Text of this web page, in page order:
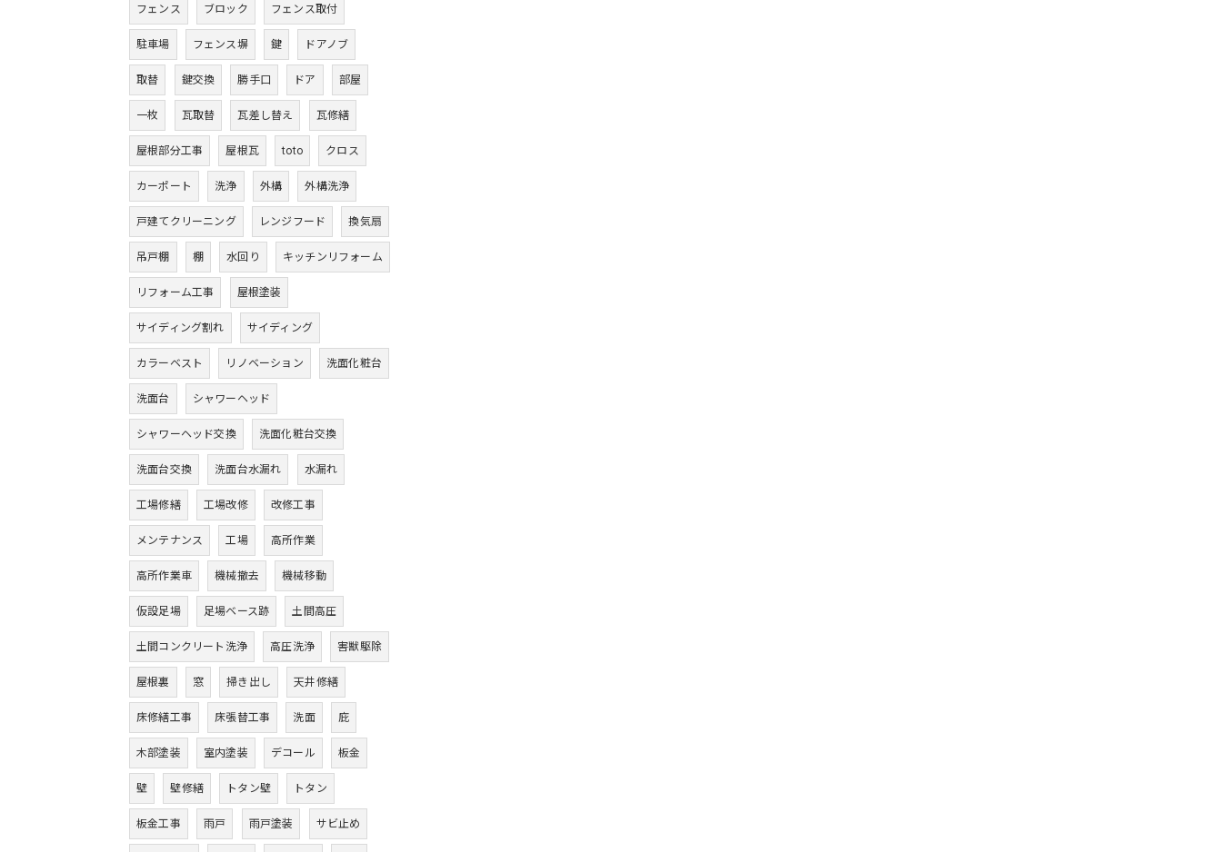
フェンス ブロック フェンス取付
駐車場 フェンス塀 鍵 ドアノブ
取替 鍵交換 勝手口 ドア 部屋
一枚 瓦取替 瓦差し替え 瓦修繕
屋根部分工事 屋根瓦 toto クロス
カーポート 洗浄 外構 外構洗浄
戸建てクリーニング レンジフード 換気扇
吊戸棚 棚 水回り キッチンリフォーム
リフォーム工事 屋根塗装
サイディング割れ サイディング
カラーベスト リノベーション 洗面化粧台
洗面台 シャワーヘッド
シャワーヘッド交換 洗面化粧台交換
洗面台交換 洗面台水漏れ 水漏れ
工場修繕 工場改修 改修工事
メンテナンス 工場 高所作業
高所作業車 機械撤去 機械移動
仮設足場 足場ベース跡 土間高圧
土間コンクリート洗浄 高圧洗浄 害獣駆除
屋根裏 窓 掃き出し 天井修繕
床修繕工事 床張替工事 洗面 庇
木部塗装 室内塗装 デコール 板金
壁 壁修繕 トタン壁 トタン
板金工事 雨戸 雨戸塗装 サビ止め